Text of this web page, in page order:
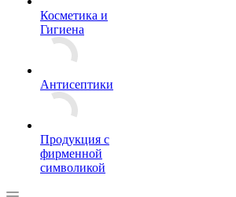
Косметика и
Гигиена
Антисептики
Продукция с
фирменной
символикой